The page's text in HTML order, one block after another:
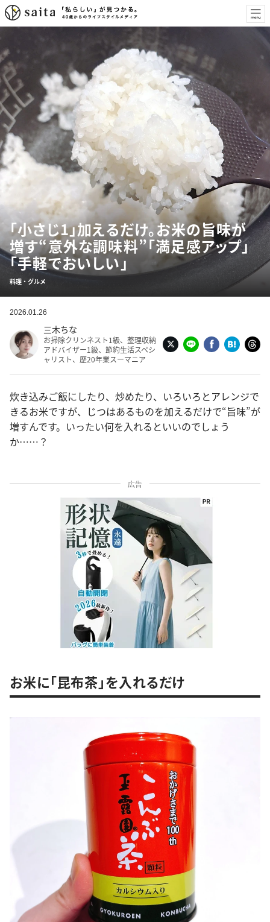
「小さじ1」加えるだけ。お米の旨味が
増す“意外な調味料”「満足感アップ」
「手軽でおいしい」
料理・グルメ
2026.01.26
三木ちな
お掃除クリンネスト1級、整理収納
アドバイザー1級、節約生活スペシ
ャリスト、歴20年業スーマニア
炊き込みご飯にしたり、炒めたり、いろいろとアレンジで
きるお米ですが、じつはあるものを加えるだけで“旨味”が
増すんです。いったい何を入れるといいのでしょう
か……？
広告
お米に「昆布茶」を入れるだけ